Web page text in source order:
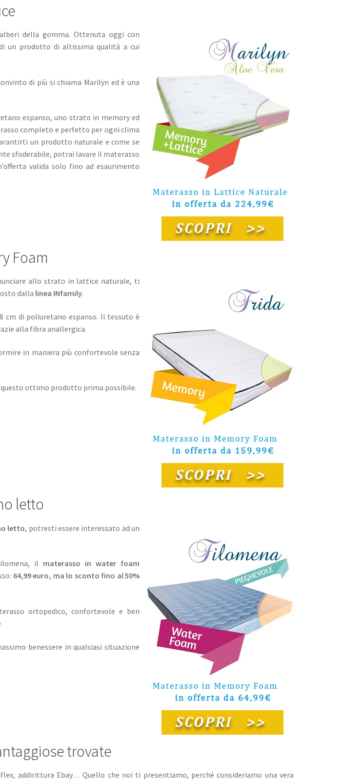
della gomma. Ottenuta oggi con
un prodotto di altissima qualità a cui
di più si chiama Marilyn ed è una
espanso, uno strato in memory ed
completo e perfetto per ogni clima
un prodotto naturale e come se
sfoderabile, potrai lavare il materasso
valida solo fino ad esaurimento
Foam
allo strato in lattice naturale, ti
dalla linea INfamily.
cm di poliuretano espanso. Il tessuto è
alla fibra anallergica.
in maniera più confortevole senza
ottimo prodotto prima possibile.
letto
letto, potresti essere interessato ad un
il materasso in water foam
64,99 euro, ma lo sconto fino al 50%
ortopedico, confortevole e ben
benessere in qualsiasi situazione
trovate
addirittura Ebay… Quello che noi ti presentiamo, perché consideriamo una vera